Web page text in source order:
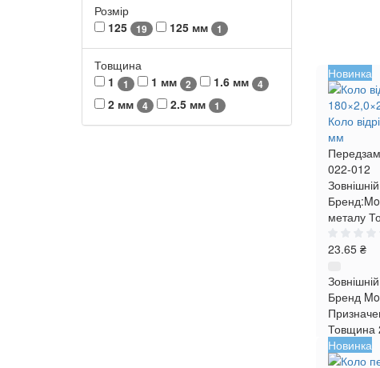
Розмір
125
19 125 мм 1
Товщина
1
1 1 мм 2 1.6 мм 4
2 мм 4 2.5 мм 1
Новинка
Коло
мм
022-012
Бренд:
металу
23.65 ₴
Бренд
Товщина
Новинка